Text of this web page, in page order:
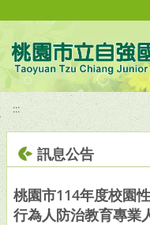
:::
訊息公告
桃園市114年度校園
行為人防治教育專業